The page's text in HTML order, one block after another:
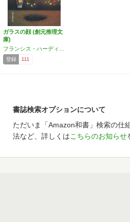
ガラスの顔 (創元推理文
庫)
登録 111
書誌検索オプションについて
ただいま「Amazon和書」検索の仕
法など、詳しくはこちらのお知らせ